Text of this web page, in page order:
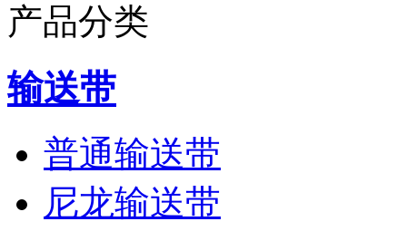
产品分类
输送带
普通输送带
尼龙输送带